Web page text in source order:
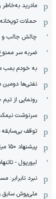
مادرید
حملات
چالش جالب و
ضربه سر
به خودم بمب
نفتی‌ها دومین
رونمایی از
سرنوشت
توقف بی‌سابقه
پیشنهاد ۱۵۰ میلیون یورویی برای پرز گران تمام شد
لیورپول -
نبرد نابرابر:
ملی‌پوش سابق